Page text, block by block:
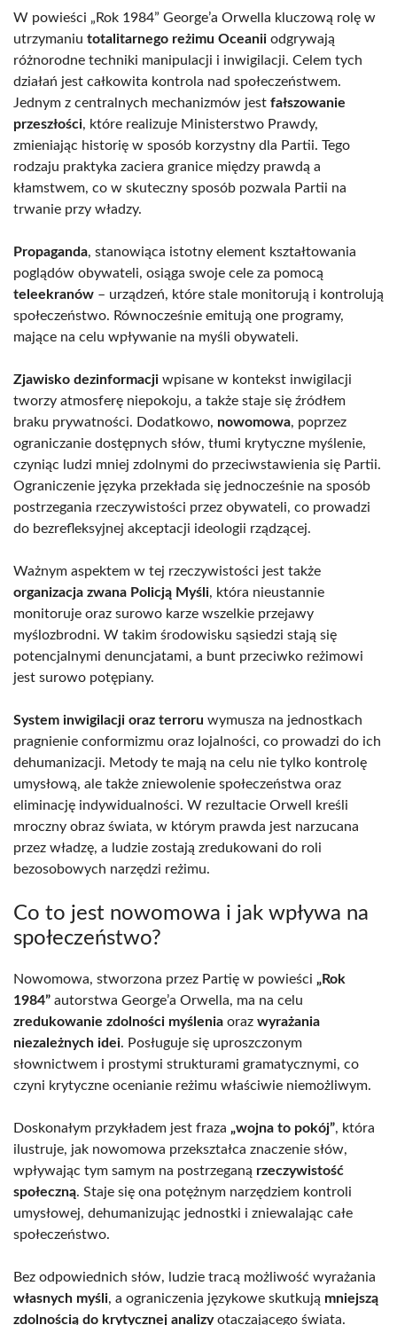
W powieści „Rok 1984” George’a Orwella kluczową rolę w
utrzymaniu totalitarnego reżimu Oceanii odgrywają
różnorodne techniki manipulacji i inwigilacji. Celem tych
działań jest całkowita kontrola nad społeczeństwem.
Jednym z centralnych mechanizmów jest fałszowanie
przeszłości, które realizuje Ministerstwo Prawdy,
zmieniając historię w sposób korzystny dla Partii. Tego
rodzaju praktyka zaciera granice między prawdą a
kłamstwem, co w skuteczny sposób pozwala Partii na
trwanie przy władzy.
Propaganda, stanowiąca istotny element kształtowania
poglądów obywateli, osiąga swoje cele za pomocą
teleekranów – urządzeń, które stale monitorują i kontrolują
społeczeństwo. Równocześnie emitują one programy,
mające na celu wpływanie na myśli obywateli.
Zjawisko dezinformacji wpisane w kontekst inwigilacji
tworzy atmosferę niepokoju, a także staje się źródłem
braku prywatności. Dodatkowo, nowomowa, poprzez
ograniczanie dostępnych słów, tłumi krytyczne myślenie,
czyniąc ludzi mniej zdolnymi do przeciwstawienia się Partii.
Ograniczenie języka przekłada się jednocześnie na sposób
postrzegania rzeczywistości przez obywateli, co prowadzi
do bezrefleksyjnej akceptacji ideologii rządzącej.
Ważnym aspektem w tej rzeczywistości jest także
organizacja zwana Policją Myśli, która nieustannie
monitoruje oraz surowo karze wszelkie przejawy
myślozbrodni. W takim środowisku sąsiedzi stają się
potencjalnymi denuncjatami, a bunt przeciwko reżimowi
jest surowo potępiany.
System inwigilacji oraz terroru wymusza na jednostkach
pragnienie conformizmu oraz lojalności, co prowadzi do ich
dehumanizacji. Metody te mają na celu nie tylko kontrolę
umysłową, ale także zniewolenie społeczeństwa oraz
eliminację indywidualności. W rezultacie Orwell kreśli
mroczny obraz świata, w którym prawda jest narzucana
przez władzę, a ludzie zostają zredukowani do roli
bezosobowych narzędzi reżimu.
Co to jest nowomowa i jak wpływa na
społeczeństwo?
Nowomowa, stworzona przez Partię w powieści „Rok
1984” autorstwa George’a Orwella, ma na celu
zredukowanie zdolności myślenia oraz wyrażania
niezależnych idei. Posługuje się uproszczonym
słownictwem i prostymi strukturami gramatycznymi, co
czyni krytyczne ocenianie reżimu właściwie niemożliwym.
Doskonałym przykładem jest fraza „wojna to pokój”, która
ilustruje, jak nowomowa przekształca znaczenie słów,
wpływając tym samym na postrzeganą rzeczywistość
społeczną. Staje się ona potężnym narzędziem kontroli
umysłowej, dehumanizując jednostki i zniewalając całe
społeczeństwo.
Bez odpowiednich słów, ludzie tracą możliwość wyrażania
własnych myśli, a ograniczenia językowe skutkują mniejszą
zdolnością do krytycznej analizyotaczającego świata.